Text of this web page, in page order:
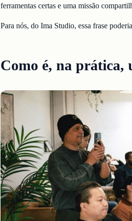
ferramentas certas e uma missão
Para nós, do Ima Studio, essa frase
Como é, na prática,